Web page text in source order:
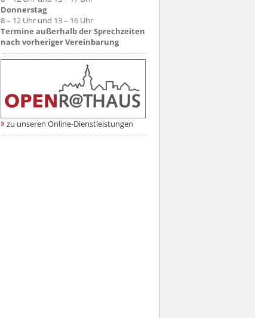
Donnerstag
8 – 12 Uhr und 13 – 16 Uhr
Termine außerhalb der Sprechzeiten
nach vorheriger Vereinbarung
zu unseren Online-Dienstleistungen